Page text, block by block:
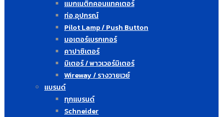
แมกเนติกคอนแทคเตอร์
ท่อ,อุปกรณ์
Pilot Lamp / Push Button
มอเตอร์เบรกเกอร์
คาปาซิเตอร์
มิเตอร์ / พาวเวอร์มิเตอร์
Wireway / รางวายเวย์
แบรนด์
ทุกแบรนด์
Schneider